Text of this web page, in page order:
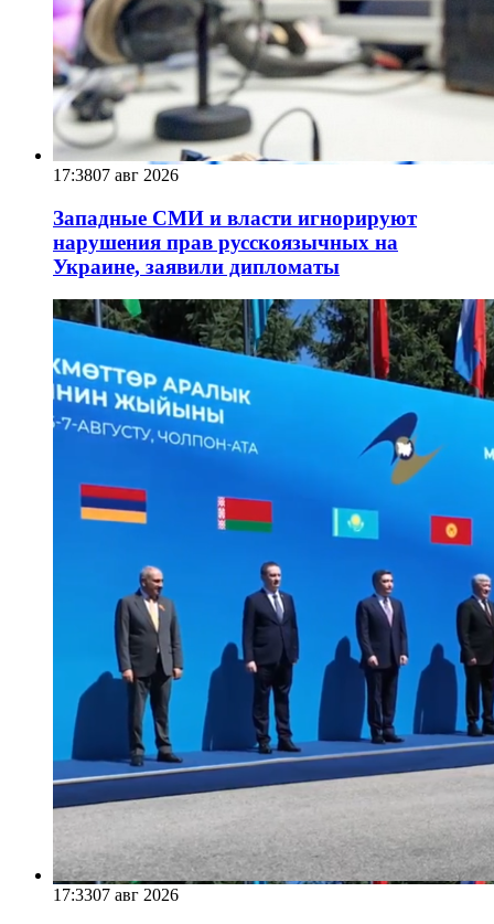
17:3807 авг 2026
Западные СМИ и власти игнорируют
нарушения прав русскоязычных на
Украине, заявили дипломаты
17:3307 авг 2026